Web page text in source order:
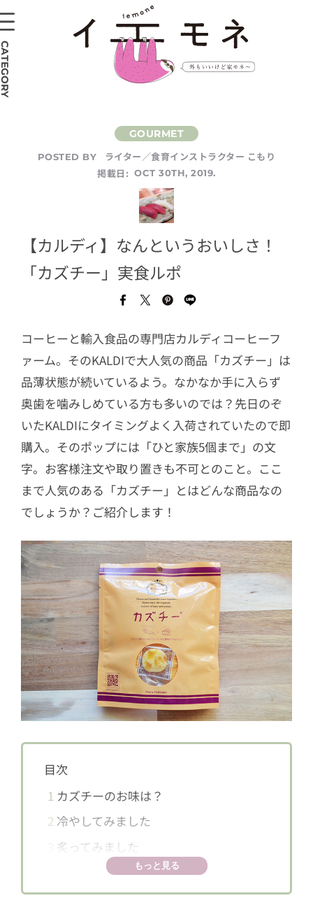
POSTED BY
ライター／食育インストラクター こもり
掲載日: OCT 30TH, 2019.
【カルディ】なんというおいしさ！
「カズチー」実食ルポ
コーヒーと輸入食品の専門店カルディコーヒーフ
ァーム。そのKALDIで大人気の商品「カズチー」は
品薄状態が続いているよう。なかなか手に入らず
奥歯を噛みしめている方も多いのでは？先日のぞ
いたKALDIにタイミングよく入荷されていたので即
購入。そのポップには「ひと家族5個まで」の文
字。お客様注文や取り置きも不可とのこと。ここ
まで人気のある「カズチー」とはどんな商品なの
でしょうか？ご紹介します！
目次
1 カズチーのお味は？
2 冷やしてみました
炙ってみました
もっと見る